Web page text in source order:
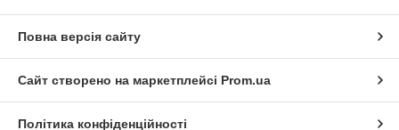
Повна версія сайту
Сайт створено на маркетплейсі Prom.ua
Політика конфіденційності